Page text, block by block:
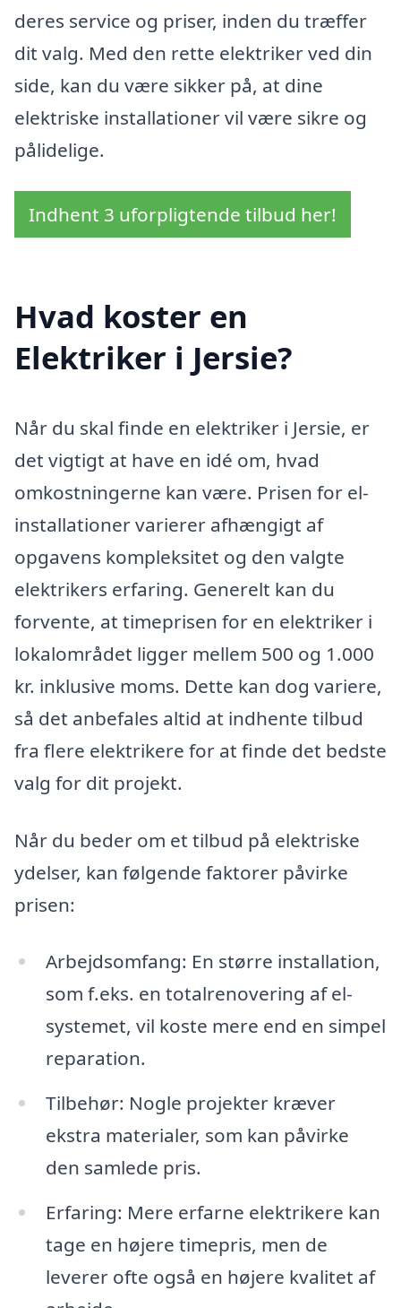
deres service og priser, inden du træffer
dit valg. Med den rette elektriker ved din
side, kan du være sikker på, at dine
elektriske installationer vil være sikre og
pålidelige.
Indhent 3 uforpligtende tilbud her!
Hvad koster en
Elektriker i Jersie?
Når du skal finde en elektriker i Jersie, er
det vigtigt at have en idé om, hvad
omkostningerne kan være. Prisen for el-
installationer varierer afhængigt af
opgavens kompleksitet og den valgte
elektrikers erfaring. Generelt kan du
forvente, at timeprisen for en elektriker i
lokalområdet ligger mellem 500 og 1.000
kr. inklusive moms. Dette kan dog variere,
så det anbefales altid at indhente tilbud
fra flere elektrikere for at finde det bedste
valg for dit projekt.
Når du beder om et tilbud på elektriske
ydelser, kan følgende faktorer påvirke
prisen:
Arbejdsomfang: En større installation,
som f.eks. en totalrenovering af el-
systemet, vil koste mere end en simpel
reparation.
Tilbehør: Nogle projekter kræver
ekstra materialer, som kan påvirke
den samlede pris.
Erfaring: Mere erfarne elektrikere kan
tage en højere timepris, men de
leverer ofte også en højere kvalitet af